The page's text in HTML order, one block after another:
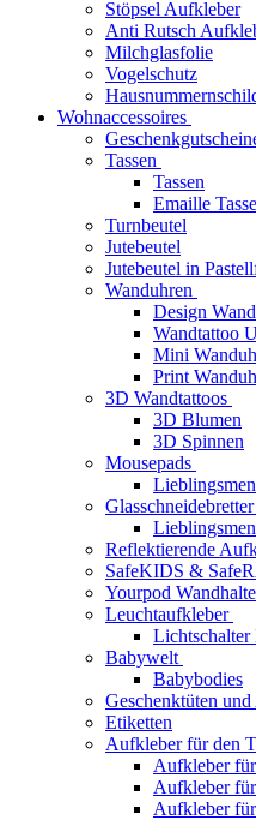
Stöpsel Aufkleber
Anti Rutsch
Milchglasfolie
Vogelschutz
Wohnaccessoires
Tassen
Tassen
Emaille
Turnbeutel
Jutebeutel
Jutebeutel in
Wanduhren
Design
Wandtattoo
Mini
Print
3D Wandtattoos
3D Blumen
3D Spinnen
Mousepads
Glasschneidebretter
Reflektierende
SafeKIDS &
Yourpod
Leuchtaufkleber
Lichtschalter
Babywelt
Babybodies
Geschenktüten
Etiketten
Aufkleber für den
Aufkleber
Aufkleber
Aufkleber